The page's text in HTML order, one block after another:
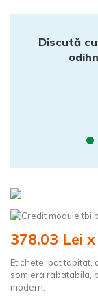
Discută
378.03 Lei
Etichete: pat tapitat
somiera rabatabila
modern.